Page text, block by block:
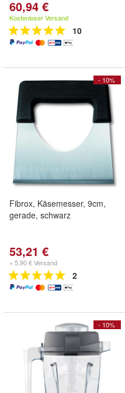
60,94 €
Kostenloser Versand
10
- 10%
Fibrox, Käsemesser, 9cm,
gerade, schwarz
53,21 €
+ 5,90 € Versand
2
- 10%